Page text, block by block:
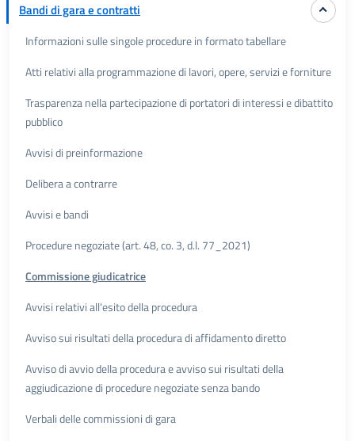
Bandi di gara e contratti
Informazioni sulle singole procedure in formato tabellare
Atti relativi alla programmazione di lavori, opere, servizi e forniture
Trasparenza nella partecipazione di portatori di interessi e dibattito
pubblico
Avvisi di preinformazione
Delibera a contrarre
Avvisi e bandi
Procedure negoziate (art. 48, co. 3, d.l. 77_2021)
Commissione giudicatrice
Avvisi relativi all'esito della procedura
Avviso sui risultati della procedura di affidamento diretto
Avviso di avvio della procedura e avviso sui risultati della
aggiudicazione di procedure negoziate senza bando
Verbali delle commissioni di gara